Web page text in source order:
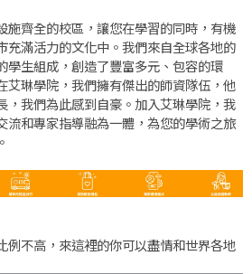
施齊全的校區，讓您在學習的同時，有機
充滿活力的文化中。我們來自全球各地的
學生組成，創造了豐富多元、包容的環
艾琳學院，我們擁有傑出的師資隊伍，他
，我們為此感到自豪。加入艾琳學院，我
流和專家指導融為一體，為您的學術之旅
例不高，來這裡的你可以盡情和世界各地